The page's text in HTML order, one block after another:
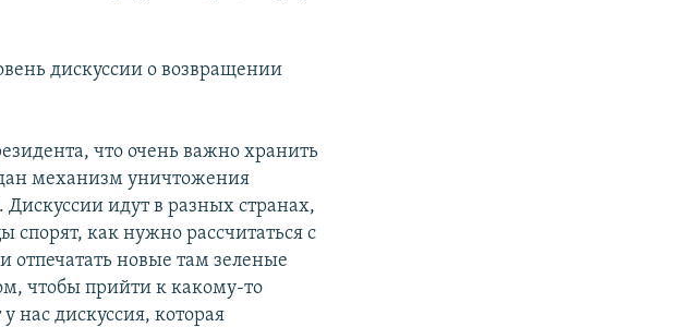
дискуссии о возвращении
что очень важно хранить
механизм уничтожения
идут в разных странах,
как нужно рассчитаться с
новые там зеленые
чтобы прийти к какому-то
нас дискуссия, которая